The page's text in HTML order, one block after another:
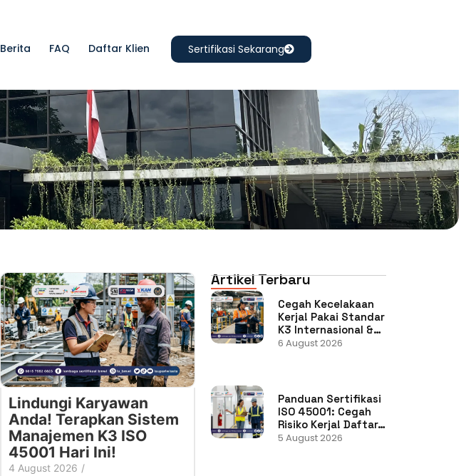
Berita FAQ Daftar Klien Sertifikasi Sekarang
Lindungi Karyawan
Anda! Terapkan Sistem
Manajemen K3 ISO
45001 Hari Ini!
4 August 2026 /
Artikel Terbaru
Cegah Kecelakaan
Kerja! Pakai Standar
K3 Internasional &…
6 August 2026
Panduan Sertifikasi
ISO 45001: Cegah
Risiko Kerja! Daftar…
5 August 2026